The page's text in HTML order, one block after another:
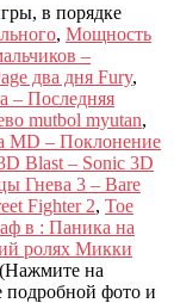
в порядке
, Мощность
–
два дня Fury,
– Последняя
mutbol myutan,
MD – Поклонение
Blast – Sonic 3D
Гнева 3 – Bare
Fighter 2, Toe
в : Паника на
ролях Микки
(Нажмите на
подробной фото и